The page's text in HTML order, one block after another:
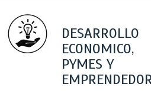
DESARROLLO
ECONOMICO,
PYMES Y